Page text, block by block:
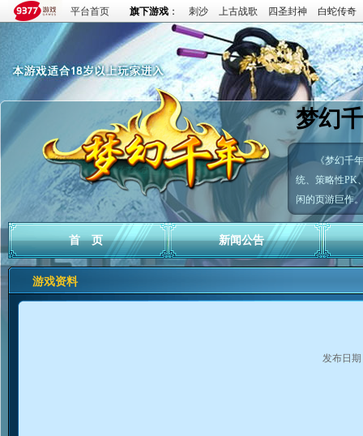
平台首页 旗下游戏 ： 刺沙 上古战歌 四圣封神 白蛇传奇
梦幻
《梦幻千
统、策略性PK
闲的页游巨作
首 页 新闻公告
游戏资料
发布日期